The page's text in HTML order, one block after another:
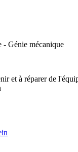
- Génie mécanique
et à réparer de